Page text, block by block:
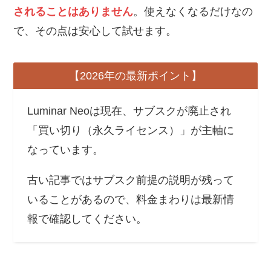
されることはありません。使えなくなるだけなの
で、その点は安心して試せます。
【2026年の最新ポイント】
Luminar Neoは現在、サブスクが廃止され
「買い切り（永久ライセンス）」が主軸に
なっています。
古い記事ではサブスク前提の説明が残って
いることがあるので、料金まわりは最新情
報で確認してください。